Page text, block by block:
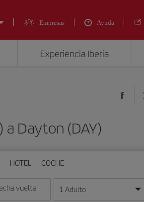
Empresas Ayuda
Experiencia Iberia
a Dayton (DAY)
HOTEL COCHE
día/mes/año
vuelta
la fecha en formato día/mes/año
1 Adulto